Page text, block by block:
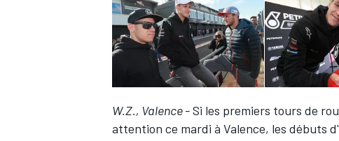
W.Z., Valence -Si les premiers tours de
attention ce mardi à Valence, les débuts